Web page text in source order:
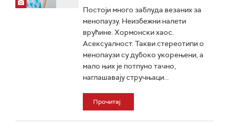
Постоји много заблуда везаних за
менопаузу. Неизбежни налети
врућине. Хормонски хаос.
Асексуалност. Такви стереотипи о
менопаузи су дубоко укорењени, а
мало њих је потпуно тачно,
наглашавају стручњаци...
Прочитај